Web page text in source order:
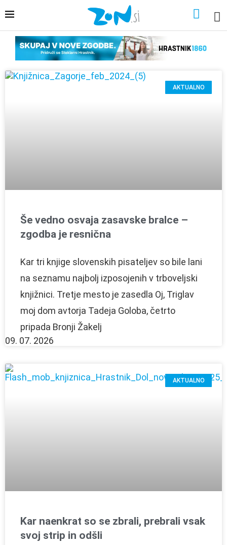
AKTUALNO
Še vedno osvaja zasavske bralce –
zgodba je resnična
Kar tri knjige slovenskih pisateljev so bile lani
na seznamu najbolj izposojenih v trboveljski
knjižnici. Tretje mesto je zasedla Oj, Triglav
moj dom avtorja Tadeja Goloba, četrto
pripada Bronji Žakelj
09. 07. 2026
AKTUALNO
Kar naenkrat so se zbrali, prebrali vsak
svoj strip in odšli